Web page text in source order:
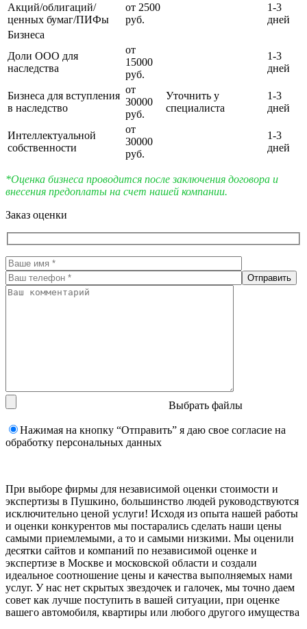
Акций/облигаций/
ценных бумаг/ПИФы
от 2500
руб.
1-3
дней
Бизнеса
Доли ООО для
наследства
от
15000
руб.
Уточнить у
специалиста
1-3
дней
Бизнеса для вступления
в наследство
от
30000
руб.
1-3
дней
Интеллектуальной
собственности
от
30000
руб.
1-3
дней
*Оценка бизнеса проводится после заключения договора и
внесения предоплаты на счет нашей компании.
Заказ оценки
Выбрать файлы
Нажимая на кнопку “Отправить” я даю свое согласие на
обработку персональных данных
При выборе фирмы для независимой оценки стоимости и
экспертизы в Пушкино, большинство людей руководствуются
исключительно ценой услуги! Исходя из опыта нашей работы
и оценки конкурентов мы постарались сделать наши цены
самыми приемлемыми, а то и самыми низкими. Мы оценили
десятки сайтов и компаний по независимой оценке и
экспертизе в Москве и московской области и создали
идеальное соотношение цены и качества выполняемых нами
услуг. У нас нет скрытых звездочек и галочек, мы точно даем
совет как лучше поступить в вашей ситуации, при оценке
вашего автомобиля, квартиры или любого другого имущества